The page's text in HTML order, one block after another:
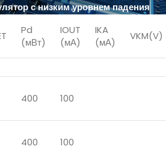
с низким уровнем падения
Pd
(мВт)
IOUT
(мА)
IKA
(мА)
VKM(V)
400 100
400 100